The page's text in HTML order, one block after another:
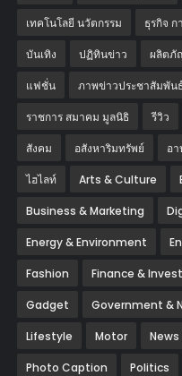
เทคโนโลยี นวัตกรรม ธุรกิจ ก
บันเทิง ปฏิทินข่าว ผลิตภั
แฟชั่น ภาพข่าวประชาสัมพัน
ราชการ สมาคม มูลนิธิ รีวิว
สังคม อสังหาริมทรัพย์ อ
ไฮไลท์ Arts & Culture
Business & Marketing
Energy & Environment
Fashion Finance &
Gadget Government &
Lifestyle Motor
Photo Caption Politics